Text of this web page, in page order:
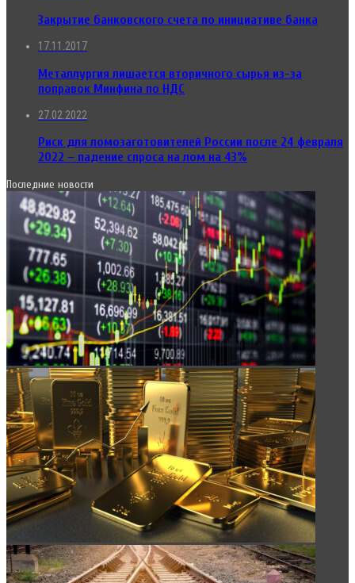
Закрытие банковского счета по инициативе банка
17.11.2017
Металлургия лишается вторичного сырья из-за
поправок Минфина по НДС
27.02.2022
Риск для ломозаготовителей России после 24 февраля
2022 – падение спроса на лом на 43%
Последние новости